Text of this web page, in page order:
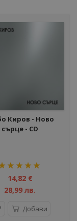
Киров - Ново
сърце - CD
100%14,82 €
28,99 лв.
Добави